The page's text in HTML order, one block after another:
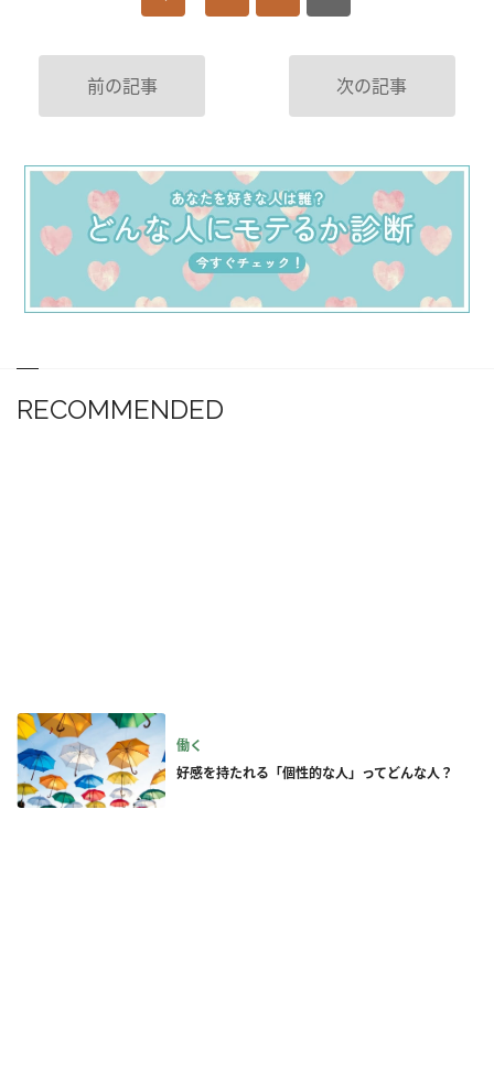
前の記事 次の記事
RECOMMENDED
働く
好感を持たれる「個性的な人」ってどんな人？